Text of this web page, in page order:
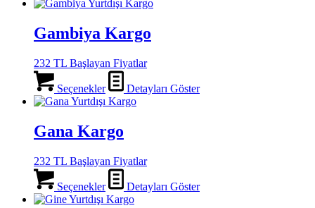
Gambiya Kargo
232 TL Başlayan Fiyatlar
Seçenekler Detayları Göster
Gana Kargo
232 TL Başlayan Fiyatlar
Seçenekler Detayları Göster